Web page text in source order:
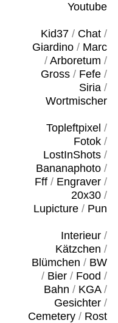
Youtube
Kid37/ Chat/
Giardino/ Marc
/ Arboretum /
Gross/ Fefe/
Siria/
Wortmischer
Topleftpixel /
Fotok/
LostInShots/
Bananaphoto/
Fff/ Engraver/
20x30/
Lupicture/ Pun
Interieur/
Kätzchen /
Blümchen / BW
/ Bier/ Food /
Bahn / KGA/
Gesichter/
Cemetery/ Rost